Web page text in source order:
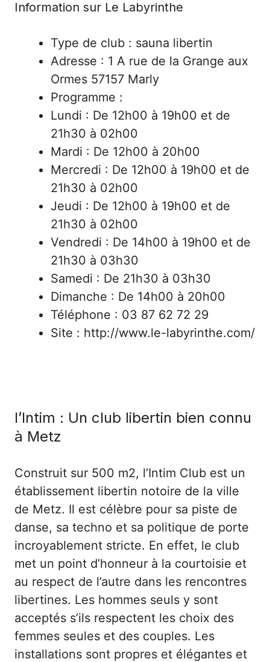
Information sur Le Labyrinthe
Type de club : sauna libertin
Adresse : 1 A rue de la Grange aux
Ormes 57157 Marly
Programme :
Lundi : De 12h00 à 19h00 et de
21h30 à 02h00
Mardi : De 12h00 à 20h00
Mercredi : De 12h00 à 19h00 et de
21h30 à 02h00
Jeudi : De 12h00 à 19h00 et de
21h30 à 02h00
Vendredi : De 14h00 à 19h00 et de
21h30 à 03h30
Samedi : De 21h30 à 03h30
Dimanche : De 14h00 à 20h00
Téléphone : 03 87 62 72 29
Site : http://www.le-labyrinthe.com/
l’Intim : Un club libertin bien connu
à Metz
Construit sur 500 m2, l’Intim Club est un
établissement libertin notoire de la ville
de Metz. Il est célèbre pour sa piste de
danse, sa techno et sa politique de porte
incroyablement stricte. En effet, le club
met un point d’honneur à la courtoisie et
au respect de l’autre dans les rencontres
libertines. Les hommes seuls y sont
acceptés s’ils respectent les choix des
femmes seules et des couples. Les
installations sont propres et élégantes et